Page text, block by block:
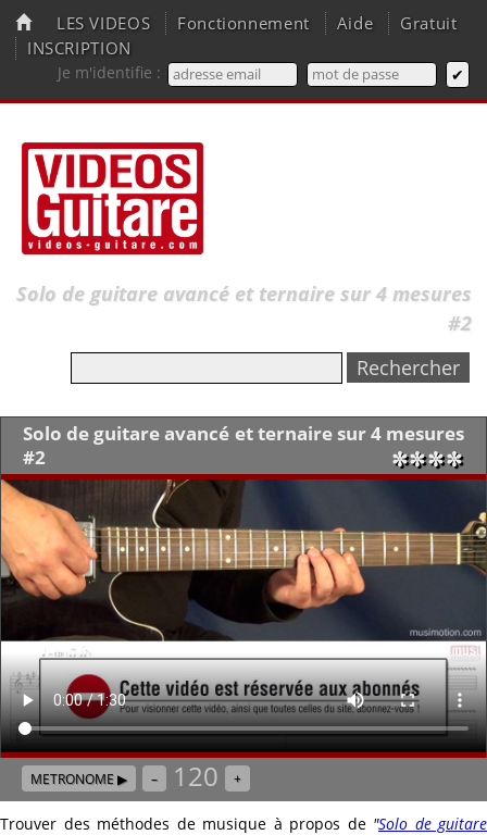
LES VIDEOS Fonctionnement Aide
Gratuit
INSCRIPTION
Je m'identifie :
Solo de guitare avancé et ternaire sur 4 mesures
#2
Solo de guitare avancé et ternaire sur 4 mesures
#2
✼✼✼✼
METRONOME ▶ – 120 +
Trouver des méthodes de musique à propos de "Solo de guitare